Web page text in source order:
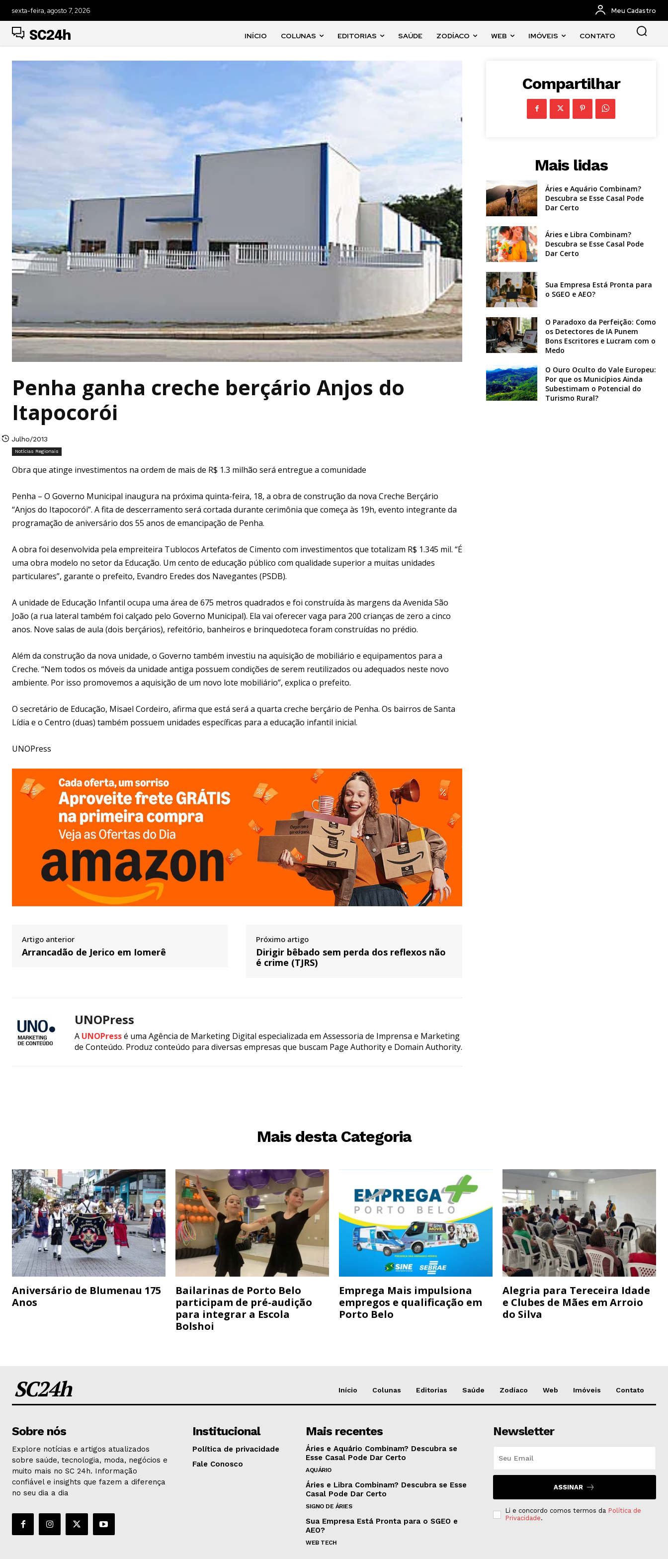
sexta-feira, agosto 7, 2026 Meu Cadastro
SC24h INÍCIO COLUNAS EDITORIAS SAÚDE ZODÍACO WEB IMÓVEIS CONTATO
Penha ganha creche berçário Anjos do
Itapocorói
Julho/2013
Notícias Regionais
Obra que atinge investimentos na ordem de mais de R$ 1.3 milhão será entregue a comunidade
Penha – O Governo Municipal inaugura na próxima quinta-feira, 18, a obra de construção da nova Creche Berçário
“Anjos do Itapocorói”. A fita de descerramento será cortada durante cerimônia que começa às 19h, evento integrante da
programação de aniversário dos 55 anos de emancipação de Penha.
A obra foi desenvolvida pela empreiteira Tublocos Artefatos de Cimento com investimentos que totalizam R$ 1.345 mil. “É
uma obra modelo no setor da Educação. Um cento de educação público com qualidade superior a muitas unidades
particulares”, garante o prefeito, Evandro Eredes dos Navegantes (PSDB).
A unidade de Educação Infantil ocupa uma área de 675 metros quadrados e foi construída às margens da Avenida São
João (a rua lateral também foi calçado pelo Governo Municipal). Ela vai oferecer vaga para 200 crianças de zero a cinco
anos. Nove salas de aula (dois berçários), refeitório, banheiros e brinquedoteca foram construídas no prédio.
Além da construção da nova unidade, o Governo também investiu na aquisição de mobiliário e equipamentos para a
Creche. “Nem todos os móveis da unidade antiga possuem condições de serem reutilizados ou adequados neste novo
ambiente. Por isso promovemos a aquisição de um novo lote mobiliário”, explica o prefeito.
O secretário de Educação, Misael Cordeiro, afirma que está será a quarta creche berçário de Penha. Os bairros de Santa
Lídia e o Centro (duas) também possuem unidades específicas para a educação infantil inicial.
UNOPress
Artigo anterior
Arrancadão de Jerico em Iomerê
Próximo artigo
Dirigir bêbado sem perda dos reflexos não
é crime (TJRS)
UNOPress
A UNOPressé uma Agência de Marketing Digital especializada em Assessoria de Imprensa e Marketing
de Conteúdo. Produz conteúdo para diversas empresas que buscam Page Authority e Domain Authority.
Compartilhar
Mais lidas
Áries e Aquário Combinam?
Descubra se Esse Casal Pode
Dar Certo
Áries e Libra Combinam?
Descubra se Esse Casal Pode
Dar Certo
Sua Empresa Está Pronta para
o SGEO e AEO?
O Paradoxo da Perfeição: Como
os Detectores de IA Punem
Bons Escritores e Lucram com o
Medo
O Ouro Oculto do Vale Europeu:
Por que os Municípios Ainda
Subestimam o Potencial do
Turismo Rural?
Mais desta Categoria
Aniversário de Blumenau 175
Anos
Bailarinas de Porto Belo
participam de pré-audição
para integrar a Escola
Bolshoi
Emprega Mais impulsiona
empregos e qualificação em
Porto Belo
Alegria para Tereceira Idade
e Clubes de Mães em Arroio
do Silva
SC24h Início Colunas Editorias Saúde Zodíaco Web Imóveis Contato
Sobre nós
Explore notícias e artigos atualizados
sobre saúde, tecnologia, moda, negócios e
muito mais no SC 24h. Informação
confiável e insights que fazem a diferença
no seu dia a dia
Institucional
Política de privacidade
Fale Conosco
Mais recentes
Áries e Aquário Combinam? Descubra se
Esse Casal Pode Dar Certo
AQUÁRIO
Áries e Libra Combinam? Descubra se Esse
Casal Pode Dar Certo
SIGNO DE ÁRIES
Sua Empresa Está Pronta para o SGEO e
AEO?
WEB TECH
Newsletter
ASSINAR
Li e concordo comos termos da Política de
Privacidade.